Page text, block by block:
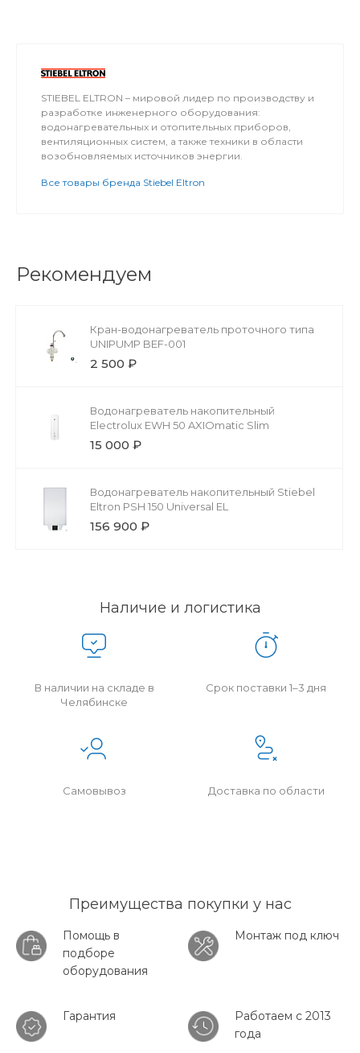
STIEBEL ELTRON – мировой лидер по производству и
разработке инженерного оборудования:
водонагревательных и отопительных приборов,
вентиляционных систем, а также техники в области
возобновляемых источников энергии.
Все товары бренда Stiebel Eltron
Рекомендуем
Кран-водонагреватель проточного типа
UNIPUMP BEF-001
2 500 ₽
Водонагреватель накопительный
Electrolux EWH 50 AXIOmatic Slim
15 000 ₽
Водонагреватель накопительный Stiebel
Eltron PSH 150 Universal EL
156 900 ₽
Наличие и логистика
В наличии на складе в
Челябинске
Срок поставки 1–3 дня
Самовывоз Доставка по области
Преимущества покупки у нас
Помощь в
подборе
оборудования
Монтаж под ключ
Гарантия
Работаем с 2013
года